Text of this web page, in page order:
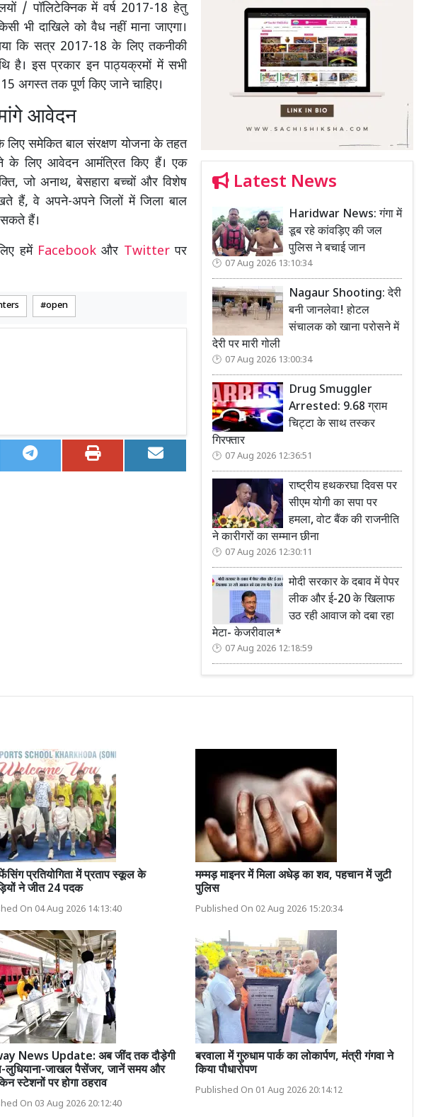
/ पॉलिटेक्निक में वर्ष 2017-18 हेतु
भी दाखिले को वैध नहीं माना जाएगा।
कि सत्र 2017-18 के लिए तकनीकी
है। इस प्रकार इन पाठ्यक्रमों में सभी
अगस्त तक पूर्ण किए जाने चाहिए।
आवेदन
लिए समेकित बाल संरक्षण योजना के तहत
के लिए आवेदन आमंत्रित किए हैं। एक
जो अनाथ, बेसहारा बच्चों और विशेष
हैं, वे अपने-अपने जिलों में जिला बाल
हैं।
हमें Facebookऔर Twitterपर
open
Latest News
Haridwar News: गंगा में
डूब रहे कांवड़िए की जल
पुलिस ने बचाई जान
07 Aug 2026 13:10:34
Nagaur Shooting: देरी
बनी जानलेवा! होटल
संचालक को खाना परोसने में
देरी पर मारी गोली
07 Aug 2026 13:00:34
Drug Smuggler
Arrested: 9.68 ग्राम
चिट्टा के साथ तस्कर
गिरफ्तार
07 Aug 2026 12:36:51
राष्ट्रीय हथकरघा दिवस पर
सीएम योगी का सपा पर
हमला, वोट बैंक की राजनीति
ने कारीगरों का सम्मान छीना
07 Aug 2026 12:30:11
मोदी सरकार के दबाव में पेपर
लीक और ई-20 के खिलाफ
उठ रही आवाज को दबा रहा
मेटा- केजरीवाल*
07 Aug 2026 12:18:59
प्रतियोगिता में प्रताप स्कूल के
ने जीत 24 पदक
On 04 Aug 2026 14:13:40
मम्मड़ माइनर में मिला अधेड़ का शव, पहचान में जुटी
पुलिस
Published On 02 Aug 2026 15:20:34
News Update: अब जींद तक दौड़ेगी
लुधियाना-जाखल पैसेंजर, जानें समय और
स्टेशनों पर होगा ठहराव
On 03 Aug 2026 20:12:40
बरवाला में गुरुधाम पार्क का लोकार्पण, मंत्री गंगवा ने
किया पौधारोपण
Published On 01 Aug 2026 20:14:12